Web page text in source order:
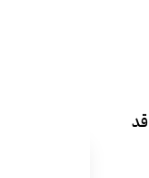
مايكروسوفت تعترف بخلل في ويندوز 11 قد